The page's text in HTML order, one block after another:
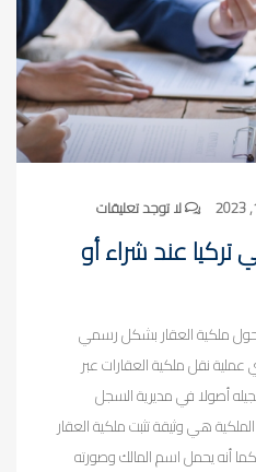
لا توجد تعليقات
عند شراء أو
ملكية العقار بشكل رسمي
نقل ملكية العقارات عبر
أصولا في مديرية السجل
هي وثيقة تثبت ملكية العقار
يحمل اسم المالك وصورته